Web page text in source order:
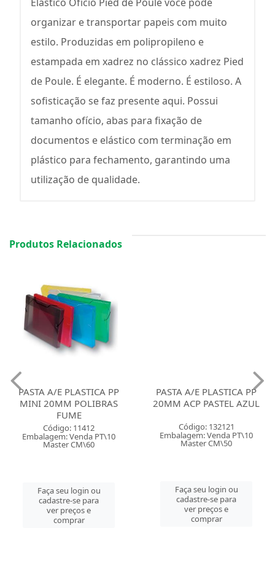
organizar e transportar papeis com muito
estilo. Produzidas em polipropileno e
estampada em xadrez no clássico xadrez Pied
de Poule. É elegante. É moderno. É estiloso. A
sofisticação se faz presente aqui. Possui
tamanho ofício, abas para fixação de
documentos e elástico com terminação em
plástico para fechamento, garantindo uma
utilização de qualidade.
Produtos Relacionados
PASTA A/E PLASTICA PP
MINI 20MM POLIBRAS
FUME
Código: 11412
Embalagem: Venda PT\10
Master CM\60
Faça seu login ou
cadastre-se para
ver preços e
comprar
PASTA A/E PLASTICA PP
20MM ACP PASTEL AZUL
Código: 132121
Embalagem: Venda PT\10
Master CM\50
Faça seu login ou
cadastre-se para
ver preços e
comprar